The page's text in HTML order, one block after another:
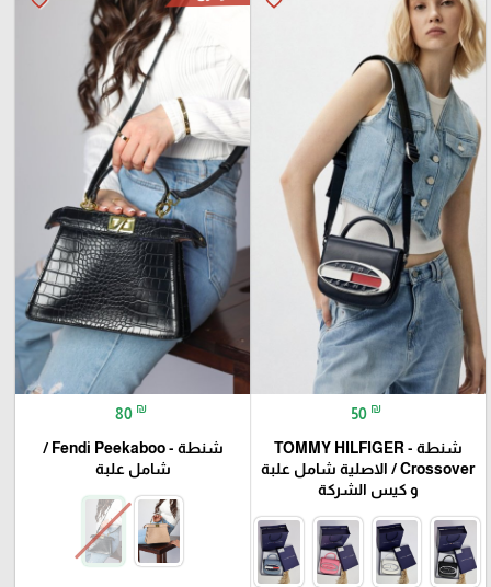
50 ₪
شنطة - TOMMY HILFIGER
Crossover / الاصلية شامل علبة
و كيس الشركة
80 ₪
شنطة - Fendi Peekaboo /
شامل علبة